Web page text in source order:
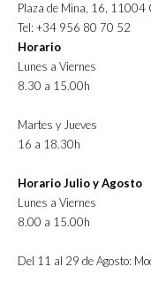
Plaza de Mina, 16, 11004
Tel: +34 956 80 70 52
Horario
Lunes a Viernes
8.30 a 15.00h
Martes y Jueves
16 a 18.30h
Horario Julio y Agosto
Lunes a Viernes
8.00 a 15.00h
Del 11 al 29 de Agosto: